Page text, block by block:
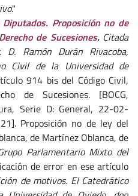
."
Proposición no de
de Sucesiones. Citada
Ramón Durán Rivacoba,
Civil de la Universidad de
914 bis del Código Civil,
de Sucesiones. [BOCG,
Serie D: General, 22-02-
Proposición no de ley del
de Martínez Oblanca, de
Parlamentario Mixto del
de error en ese artículo
de motivos. El Catedrático